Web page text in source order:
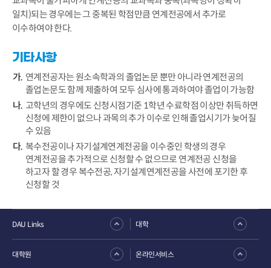
일치)되는 경우에는 그 중복된 학점만큼 연계전공에서 추가로
이수하여야 한다.
기타사항
연계전공자는 원소속학과의 졸업논문 뿐만 아니라 연계전공의
졸업논문도 함께 제출하여 모두 심사에 통과하여야 졸업이 가능함
고학년의 경우에도 신청시점기준 1학년 수료학점 이상만 취득하면
신청에 제한이 없으나 과목의 추가 이수로 인해 졸업시기가 늦어질
수 있음
복수전공이나 자기설계연계전공을 이수중인 학생의 경우
연계전공을 추가적으로 신청할 수 없으므로 연계전공 신청을
하고자 할 경우 복수전공, 자기설계연계전공을 사전에 포기한 후
신청할 것
DAU Links 대학
대학원 온라인서비스